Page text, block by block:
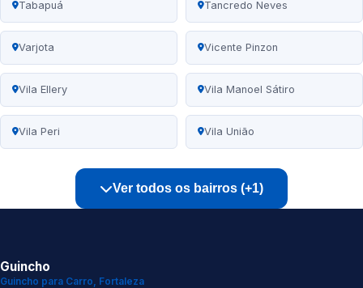
Tabapuá Tancredo Neves
Varjota Vicente Pinzon
Vila Ellery Vila Manoel Sátiro
Vila Peri Vila União
Ver todos os bairros (+1)
Guincho
Guincho para Carro, Fortaleza